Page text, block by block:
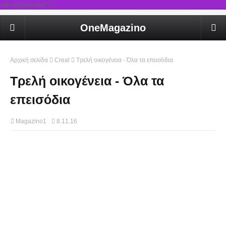
rel='stylesheet'/>
OneMagazino
Αρχική σελίδα Creal Τρελή οικογένεια - Όλα τα επεισόδια
Τρελή οικογένεια - Όλα τα
επεισόδια
Magazino1 8.11.16